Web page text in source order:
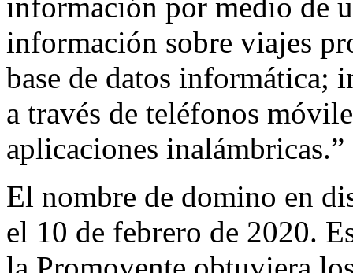
información sobre viajes
base de datos informática;
a través de teléfonos
aplicaciones inalámbricas.”
El nombre de domino en
el 10 de febrero de 2020.